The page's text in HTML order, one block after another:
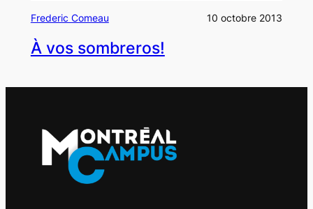
Frederic Comeau 10 octobre 2013
À vos sombreros!